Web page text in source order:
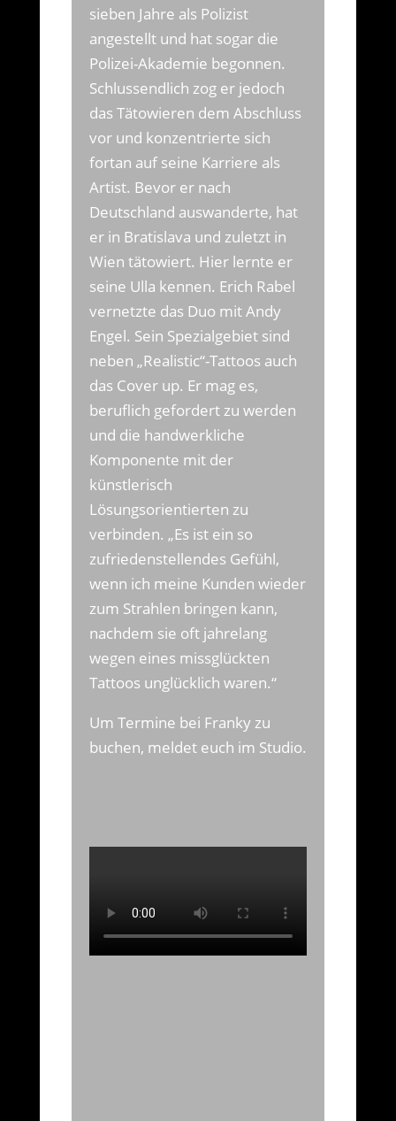
sieben Jahre als Polizist
angestellt und hat sogar die
Polizei-Akademie begonnen.
Schlussendlich zog er jedoch
das Tätowieren dem Abschluss
vor und konzentrierte sich
fortan auf seine Karriere als
Artist. Bevor er nach
Deutschland auswanderte, hat
er in Bratislava und zuletzt in
Wien tätowiert. Hier lernte er
seine Ulla kennen. Erich Rabel
vernetzte das Duo mit Andy
Engel. Sein Spezialgebiet sind
neben „Realistic“-Tattoos auch
das Cover up. Er mag es,
beruflich gefordert zu werden
und die handwerkliche
Komponente mit der
künstlerisch
Lösungsorientierten zu
verbinden. „Es ist ein so
zufriedenstellendes Gefühl,
wenn ich meine Kunden wieder
zum Strahlen bringen kann,
nachdem sie oft jahrelang
wegen eines missglückten
Tattoos unglücklich waren.“
Um Termine bei Franky zu
buchen, meldet euch im Studio.